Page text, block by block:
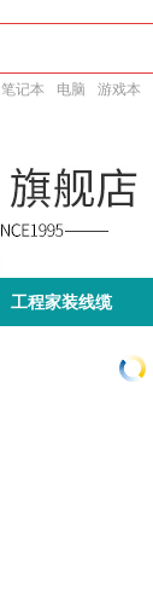
笔记本 电脑 游戏本
工程家装线缆